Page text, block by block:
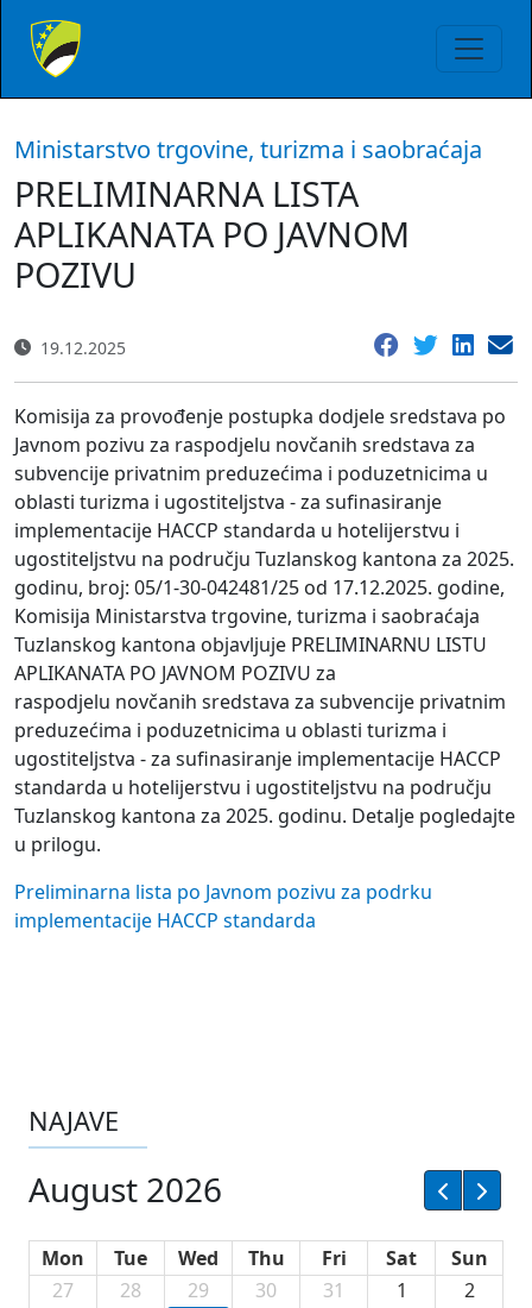
Ministarstvo trgovine, turizma i saobraćaja
PRELIMINARNA LISTA
APLIKANAТА РО JAVNOM
POZIVU
19.12.2025
Komisija za provođenje postupka dodjele sredstava po
Javnom pozivu za raspodjelu novčanih sredstava za
subvencije privatnim preduzećima i poduzetnicima u
oblasti turizma i ugostiteljstva - za sufinasiranje
implementacije HACCP standarda u hotelijerstvu i
ugostiteljstvu na području Tuzlanskog kantona za 2025.
godinu, broj: 05/1-30-042481/25 od 17.12.2025. godine,
Komisija Ministarstva trgovine, turizma i saobraćaja
Tuzlanskog kantona objavljuje PRELIMINARNU LISTU
APLIKANAТА РО JAVNOM POZIVU za
raspodjelu novčanih sredstava za subvencije privatnim
preduzećima i poduzetnicima u oblasti turizma i
ugostiteljstva - za sufinasiranje implementacije HACCP
standarda u hotelijerstvu i ugostiteljstvu na području
Tuzlanskog kantona za 2025. godinu. Detalje pogledajte
u prilogu.
Preliminarna lista po Javnom pozivu za podrku
implementacije HACCP standarda
NAJAVE
August 2026
Mon Tue Wed Thu Fri Sat
Sun
27
28 29 30 31 1 2